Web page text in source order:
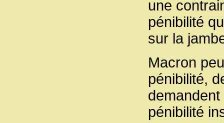
une
pénibilité
sur la
Macron
pénibilité,
demandent
pénibilité